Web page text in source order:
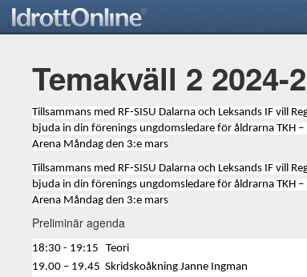
Temakväll 2 2024-
Tillsammans med RF-SISU Dalarna och Leksands IF vill
bjuda in din förenings ungdomsledare för åldrarna TKH
Arena Måndag den 3:e mars
Tillsammans med RF-SISU Dalarna och Leksands IF vill
bjuda in din förenings ungdomsledare för åldrarna TKH
Arena Måndag den 3:e mars
Preliminär agenda
18:30 - 19:15
Teori
19.00 – 19.45 Skridskoåkning Janne Ingman